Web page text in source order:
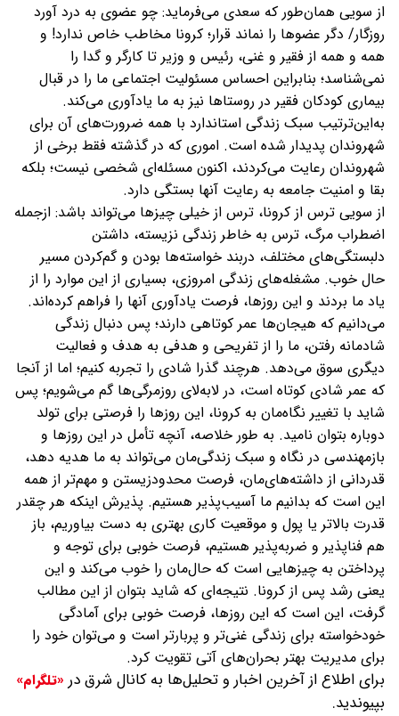
از سویی همان‌طور که سعدی می‌فرماید: چو عضوی به درد آورد
روزگار/ دگر عضوها را نماند قرار؛ کرونا مخاطب خاص ندارد! و
همه و همه از فقیر و غنی، رئیس و وزیر تا کارگر و گدا را
نمی‌شناسد؛ بنابراین احساس مسئولیت اجتماعی ما را در قبال
بیماری کودکان فقیر در روستاها نیز به ما یادآوری می‌کند.
به‌این‌ترتیب سبک زندگی استاندارد با همه ضرورت‌های آن برای
شهروندان پدیدار شده است. اموری که در گذشته فقط برخی از
شهروندان رعایت می‌کردند، اکنون مسئله‌ای شخصی نیست؛ بلکه
بقا و امنیت جامعه به رعایت آنها بستگی دارد.
از سویی ترس از کرونا، ترس از خیلی چیزها می‌‌تواند باشد: ازجمله
اضطراب مرگ، ترس به خاطر زندگی نزیسته، داشتن
دلبستگی‌های مختلف، دربند خواسته‌ها بودن و گم‌کردن مسیر
حال خوب. مشغله‌های زندگی امروزی، بسیاری از این موارد را از
یاد ما بردند و این روزها، فرصت یادآوری آنها را فراهم کرده‌اند.
می‌دانیم که هیجان‌ها عمر کوتاهی دارند؛ پس دنبال زندگی
شادمانه رفتن، ما را از تفریحی و هدفی به هدف و فعالیت
دیگری سوق می‌دهد. هرچند گذرا شادی را تجربه کنیم؛ اما از آنجا
که عمر شادی کوتاه است، در لابه‌لای روزمرگی‌ها گم می‌شویم؛ پس
شاید با تغییر نگاه‌مان به کرونا، این روزها را فرصتی برای تولد
دوباره بتوان نامید. به طور خلاصه، آنچه تأمل در این روزها و
بازمهندسی در نگاه و سبک زندگی‌مان می‌تواند به ما هدیه دهد،
قدردانی از داشته‌های‌مان، فرصت محدود‌زیستن و مهم‌تر از همه
این است که بدانیم ما آسیب‌پذیر هستیم. پذیرش اینکه هر چقدر
قدرت بالاتر یا پول و موقعیت کاری بهتری به دست بیاوریم، باز
هم فناپذیر و ضربه‌پذیر هستیم، فرصت خوبی برای توجه و
پرداختن به چیزهایی است که حال‌مان را خوب می‌کند و این
یعنی رشد پس از کرونا. نتیجه‌ای که شاید بتوان از این مطالب
گرفت، این است که این روزها، فرصت خوبی برای آمادگی
خودخواسته برای زندگی غنی‌تر و پربارتر است و می‌توان خود را
برای مدیریت بهتر بحران‌های آتی تقویت کرد.
برای اطلاع از آخرین اخبار و تحلیل‌ها به کانال شرق در «تلگرام»
بپیوندید.